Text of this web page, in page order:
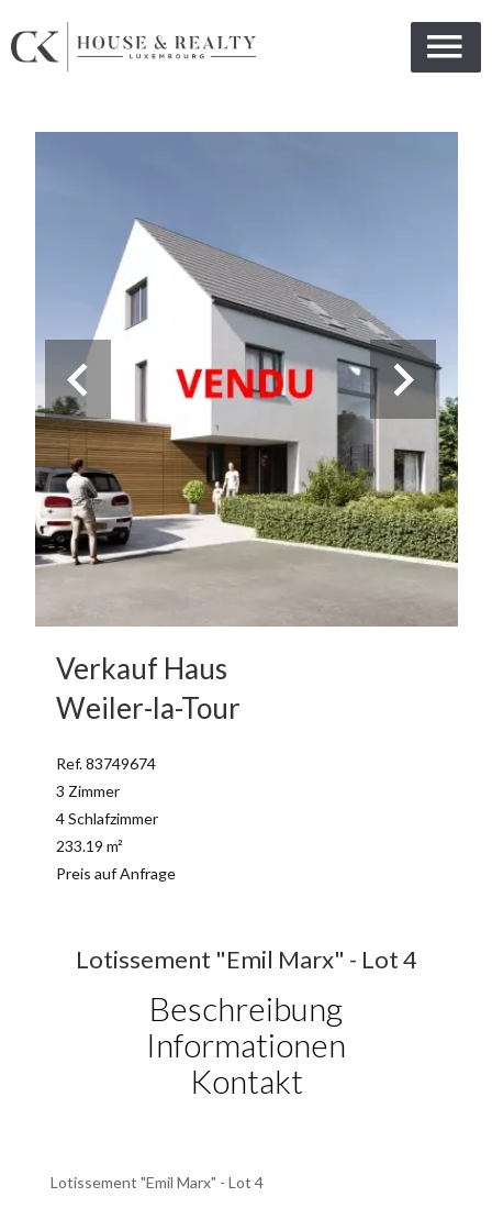
Verkauf Haus
Weiler-la-Tour
Ref. 83749674
3 Zimmer
4 Schlafzimmer
233.19 m²
Preis auf Anfrage
Lotissement "Emil Marx" - Lot 4
Beschreibung
Informationen
Kontakt
Lotissement "Emil Marx" - Lot 4